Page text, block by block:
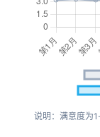
说明：满意度为